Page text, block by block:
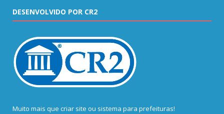
DESENVOLVIDO POR CR2
Muito mais que criar site ou sistema para prefeituras!